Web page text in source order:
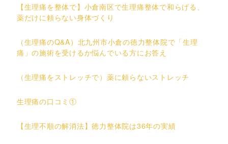
【生理痛を整体で】小倉南区で生理痛整体で和らげる、
薬だけに頼らない身体づくり
（生理痛のQ&A）北九州市小倉の徳力整体院で「生理
痛」の施術を受けるか悩んでいる方にお答え
（生理痛をストレッチで）薬に頼らないストレッチ
生理痛の口コミ①
【生理不順の解消法】徳力整体院は36年の実績